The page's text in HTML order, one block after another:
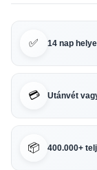
✅ 14 nap
💳 Utánvét
📦 400.000+